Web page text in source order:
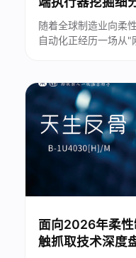
随着全球制造业向柔
自动化正经历一场从"
与生产品质。2026年
式加速普及，末端执
面向2026年柔
触抓取技术深度